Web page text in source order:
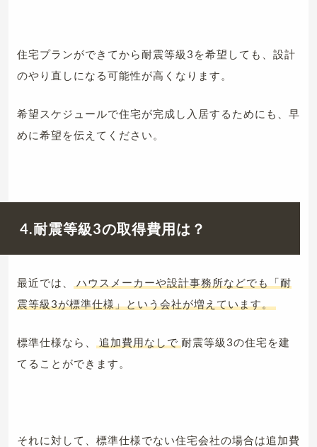
住宅プランができてから耐震等級3を希望しても、設計
のやり直しになる可能性が高くなります。
希望スケジュールで住宅が完成し入居するためにも、早
めに希望を伝えてください。
4.耐震等級3の取得費用は？
最近では、
ハウスメーカーや設計事務所などでも「耐
震等級3が標準仕様」という会社が増えています。
標準仕様なら、 追加費用なしで 耐震等級3の住宅を建
てることができます。
それに対して、標準仕様でない住宅会社の場合は追加費